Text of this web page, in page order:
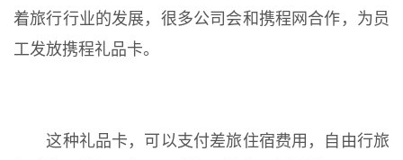
着旅行行业的发展，很多公司会和携程网合作，为员
工发放携程礼品卡。
这种礼品卡，可以支付差旅住宿费用，自由行旅